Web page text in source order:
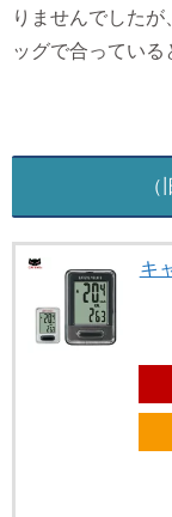
りませんでした
ッグで合っている
キ